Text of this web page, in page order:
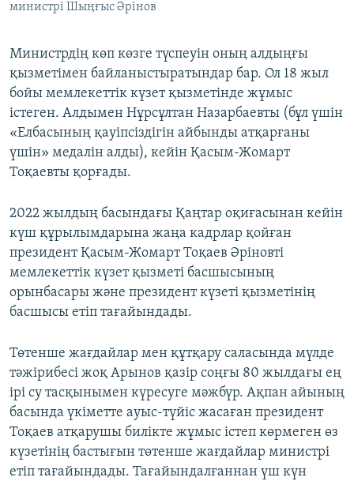
министрі Шыңғыс Әрінов
Министрдің көп көзге түспеуін оның алдыңғы
қызметімен байланыстыратындар бар. Ол 18 жыл
бойы мемлекеттік күзет қызметінде жұмыс
істеген. Алдымен Нұрсұлтан Назарбаевты (бұл үшін
«Елбасының қауіпсіздігін айбынды атқарғаны
үшін» медалін алды), кейін Қасым-Жомарт
Тоқаевты қорғады.
2022 жылдың басындағы Қаңтар оқиғасынан кейін
күш құрылымдарына жаңа кадрлар қойған
президент Қасым-Жомарт Тоқаев Әріновті
мемлекеттік күзет қызметі басшысының
орынбасары және президент күзеті қызметінің
басшысы етіп тағайындады.
Төтенше жағдайлар мен құтқару саласында мүлде
тәжірибесі жоқ Арынов қазір соңғы 80 жылдағы ең
ірі су тасқынымен күресуге мәжбүр. Ақпан айының
басында үкіметте ауыс-түйіс жасаған президент
Тоқаев атқарушы билікте жұмыс істеп көрмеген өз
күзетінің бастығын төтенше жағдайлар министрі
етіп тағайындады. Тағайындалғаннан үш күн